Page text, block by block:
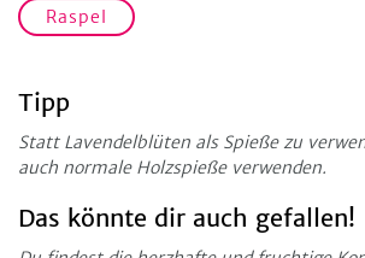
Raspel
Tipp
Statt Lavendelblüten als Spieße zu
auch normale Holzspieße verwenden.
Das könnte dir auch gefallen!